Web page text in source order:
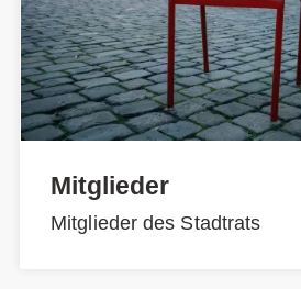
Mitglieder
Mitglieder des Stadtrats